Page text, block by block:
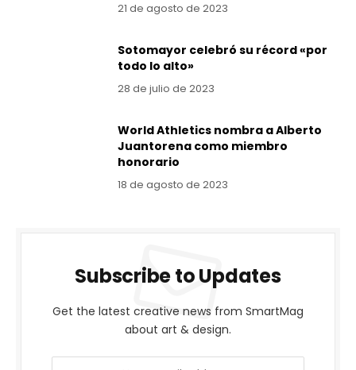
21 de agosto de 2023
Sotomayor celebró su récord «por
todo lo alto»
28 de julio de 2023
World Athletics nombra a Alberto
Juantorena como miembro
honorario
18 de agosto de 2023
Subscribe to Updates
Get the latest creative news from SmartMag
about art & design.